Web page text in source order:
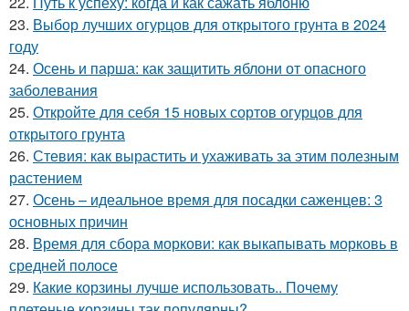
23. Выбор лучших огурцов для открытого грунта в 2024
году
24. Осень и парша: как защитить яблони от опасного
заболевания
25. Откройте для себя 15 новых сортов огурцов для
открытого грунта
26. Стевия: как вырастить и ухаживать за этим полезным
растением
27. Осень – идеальное время для посадки саженцев: 3
основных причин
28. Время для сбора моркови: как выкапывать морковь в
средней полосе
29. Какие корзины лучше использовать.. Почему